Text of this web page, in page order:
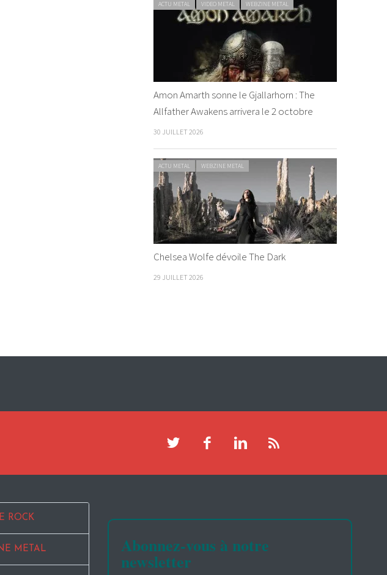
ACTU METAL VIDEO METAL WEBZINE METAL
Amon Amarth sonne le Gjallarhorn : The
Allfather Awakens arrivera le 2 octobre
30 JUILLET 2026
ACTU METAL WEBZINE METAL
Chelsea Wolfe dévoile The Dark
29 JUILLET 2026
ROCK
METAL Abonnez-vous à notre
newsletter